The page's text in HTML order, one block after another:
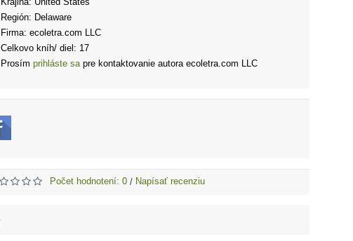
Región: Delaware
Firma: ecoletra.com LLC
Celkovo kníh/ diel: 17
Prosím prihláste sapre kontaktovanie autora ecoletra.com LLC
Počet hodnotení: 0 / Napísať recenziu